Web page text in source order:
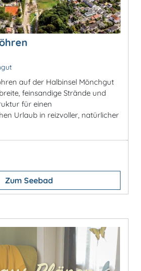
auf der Halbinsel Mönchgut
feinsandige Strände und
für einen
Urlaub in reizvoller, natürlicher
Zum Seebad